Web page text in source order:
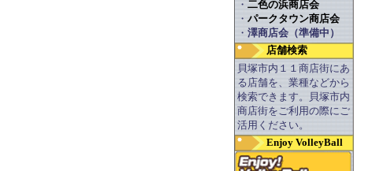
・ 二色の浜商店会
・ パークタウン商店会
・ 澤商店会（準備中）
店舗検索
貝塚市内１１商店街にあ
る店舗を、業種などから
検索できます。貝塚市内
商店街をご利用の際にご
活用ください。
Enjoy VolleyBall